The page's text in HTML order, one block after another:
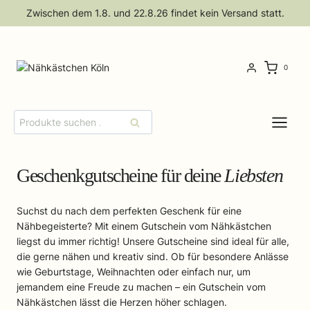
Zwischen dem 1.8. und 22.8.26 findet kein Versand statt.
0
Suchen
nach:
Suchen
Geschenkgutscheine für deineLiebsten
Suchst du nach dem perfekten Geschenk für eine
Nähbegeisterte? Mit einem Gutschein vom Nähkästchen
liegst du immer richtig! Unsere Gutscheine sind ideal für alle,
die gerne nähen und kreativ sind. Ob für besondere Anlässe
wie Geburtstage, Weihnachten oder einfach nur, um
jemandem eine Freude zu machen – ein Gutschein vom
Nähkästchen lässt die Herzen höher schlagen.